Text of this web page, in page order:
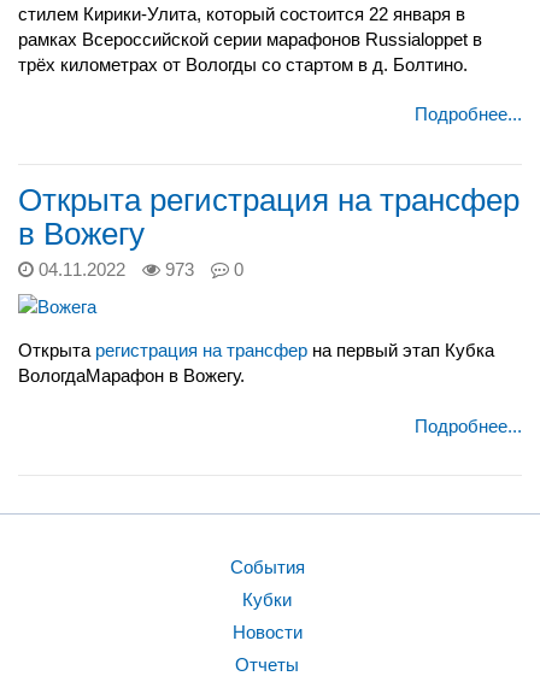
стилем Кирики-Улита, который состоится 22 января в
рамках Всероссийской серии марафонов Russialoppet в
трёх километрах от Вологды со стартом в д. Болтино.
Подробнее...
Открыта регистрация на трансфер
в Вожегу
04.11.2022 973 0
Открыта регистрация на трансфер на первый этап Кубка
ВологдаМарафон в Вожегу.
Подробнее...
События
Кубки
Новости
Отчеты